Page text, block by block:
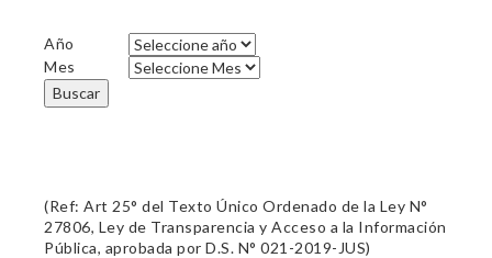
Año
Mes
Buscar
(Ref: Art 25° del Texto Único Ordenado de la Ley N°
27806, Ley de Transparencia y Acceso a la Información
Pública, aprobada por D.S. N° 021-2019-JUS)